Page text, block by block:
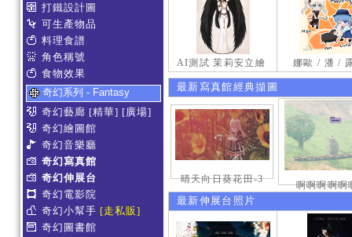
打鐵設計圖
可生產物品
料理食譜
角色稱號
食物效果
奇幻系列 - Fantasy
奇幻藝廊 [精華] [廣場]
奇幻繪圖館
奇幻音樂廳
奇幻寫真館
奇幻伸展台
奇幻電影院
奇幻小幫手 [走私販]
奇幻圖書館
AI測試 茉莉安立繪 娜歐 / 潘 /
最新寫真館經典擷圖
晴天向日葵花田-3
啊啊啊啊啊
最新伸展台照片